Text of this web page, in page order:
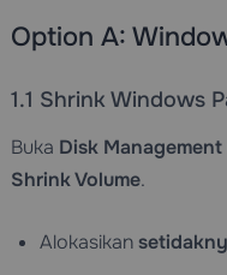
Option A:
1.1 Shrink Windows
Buka Disk Management
Shrink Volume.
Alokasikan